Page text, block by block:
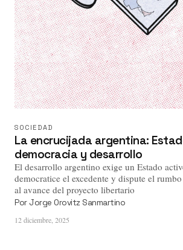
SOCIEDAD
La encrucijada argentina:
democracia y desarrollo
El desarrollo argentino exige un Estado
democratice el excedente y dispute el
al avance del proyecto libertario
Por Jorge Orovitz Sanmartino
12 diciembre, 2025